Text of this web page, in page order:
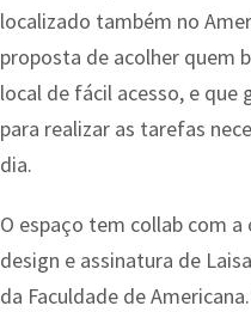
localizado também no
proposta de acolher quem
local de fácil acesso, e que
para realizar as tarefas
dia.
O espaço tem collab com
design e assinatura de
da Faculdade de